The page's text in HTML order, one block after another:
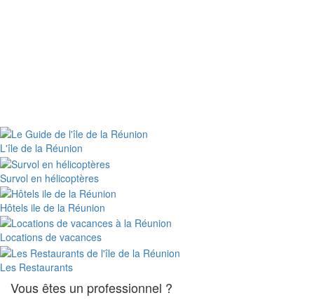
L'île de la Réunion
Survol en hélicoptères
Hôtels ile de la Réunion
Locations de vacances
Les Restaurants
Vous êtes un professionnel ?